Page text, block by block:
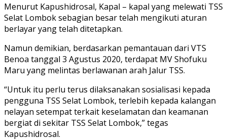
Menurut Kapushidrosal, Kapal – kapal yang melewati TSS
Selat Lombok sebagian besar telah mengikuti aturan
berlayar yang telah ditetapkan.
Namun demikian, berdasarkan pemantauan dari VTS
Benoa tanggal 3 Agustus 2020, terdapat MV Shofuku
Maru yang melintas berlawanan arah Jalur TSS.
“Untuk itu perlu terus dilaksanakan sosialisasi kepada
pengguna TSS Selat Lombok, terlebih kepada kalangan
nelayan setempat terkait keselamatan dan keamanan
bergiat di sekitar TSS Selat Lombok,” tegas
Kapushidrosal.